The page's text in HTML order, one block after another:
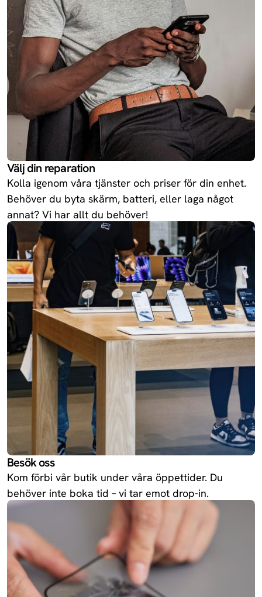
Huawei Enjoy 70X
Xiaomi
Redmi Turbo
4
Oneplus Ace 5
Välj din reparation
Kolla igenom våra tjänster och priser för din enhet.
Behöver du byta skärm, batteri, eller laga något
annat? Vi har allt du behöver!
Besök oss
Kom förbi vår butik under våra öppettider. Du
behöver inte boka tid – vi tar emot drop-in.